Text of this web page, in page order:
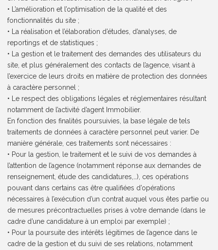
• L’amélioration et l’optimisation de la qualité et des
fonctionnalités du site ;
• La réalisation et l’élaboration d’études, d’analyses, de
reportings et de statistiques ;
• La gestion et le traitement des demandes des utilisateurs du
site, et plus généralement des contacts de l’agence, visant à
l’exercice de leurs droits en matière de protection des données
à caractère personnel ;
• Le respect des obligations légales et réglementaires résultant
notamment de l’activité d’agent Immobilier.
En fonction des finalités poursuivies, la base légale de tels
traitements de données à caractère personnel peut varier. De
manière générale, ces traitements sont nécessaires :
• Pour la gestion, le traitement et le suivi de vos demandes à
l’attention de l’agence (notamment réponse aux demandes de
renseignement, étude des candidatures,…), ces opérations
pouvant dans certains cas être qualifiées d’opérations
nécessaires à l’exécution d’un contrat auquel vous êtes partie ou
de mesures précontractuelles prises à votre demande (dans le
cadre d’une candidature à un emploi par exemple) ;
• Pour la poursuite des intérêts légitimes de l’agence dans le
cadre de la gestion et du suivi de ses relations, notamment